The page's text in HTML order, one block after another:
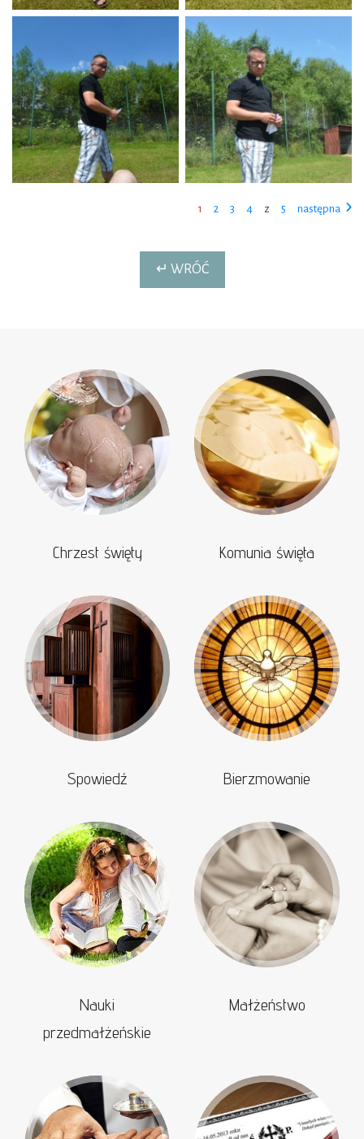
1 2 3 4 z 5 następna
↵ WRÓĆ
Chrzest święty Komunia święta
Spowiedź Bierzmowanie
Nauki
przedmałżeńskie
Małżeństwo